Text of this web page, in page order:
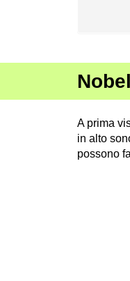
A prima
in alto
possono